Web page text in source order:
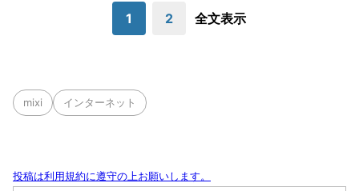
1 2 全文表示
mixi インターネット